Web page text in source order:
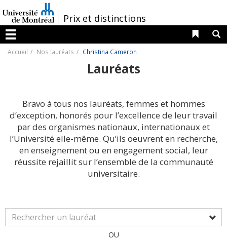
au
contenu
/Prix et distinctions
Menu
Liens
Accueil Nos lauréats Christina Cameron
Lauréats
Bravo à tous nos lauréats, femmes et hommes
d’exception, honorés pour l’excellence de leur travail
par des organismes nationaux, internationaux et
l’Université elle-même. Qu’ils oeuvrent en recherche,
en enseignement ou en engagement social, leur
réussite rejaillit sur l’ensemble de la communauté
universitaire.
OU